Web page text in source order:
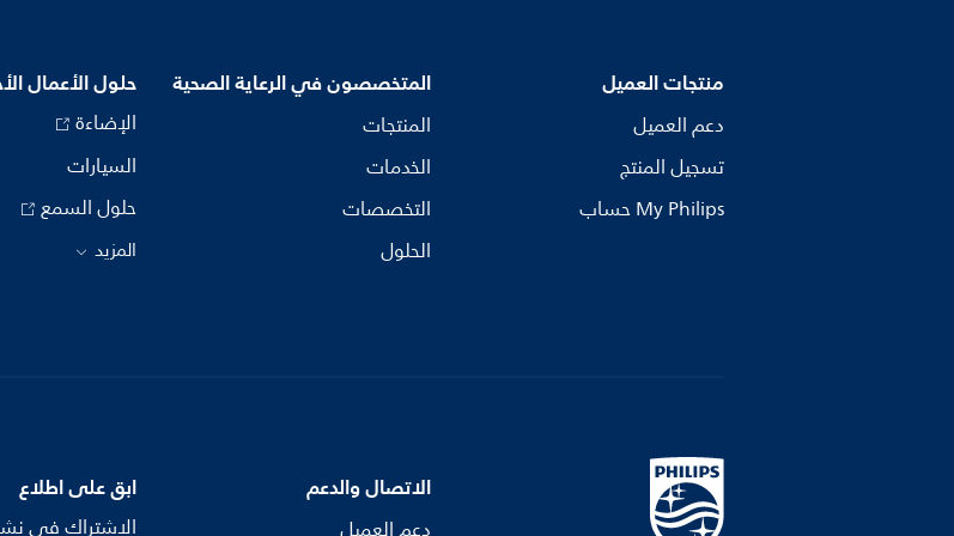
منتجات العميل
دعم العميل
تسجيل المنتج
My Philips حساب
المتخصصون في الرعاية الصحية
المنتجات
الخدمات
التخصصات
الحلول
حلول الأعمال
الإضاءة
السيارات
حلول السمع
المزيد
الاتصال والدعم ابق على اطلاع
الاشتراك في